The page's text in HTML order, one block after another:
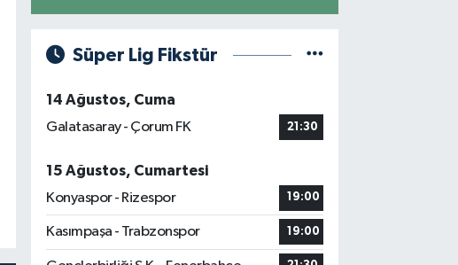
Süper Lig Fikstür
14 Ağustos, Cuma
Galatasaray - Çorum FK
21:30
15 Ağustos, Cumartesi
Konyaspor - Rizespor
19:00
Kasımpaşa - Trabzonspor 19:00